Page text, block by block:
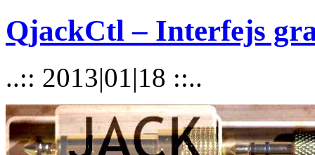
QjackCtl – Interfejs
..:: 2013|01|18 ::..